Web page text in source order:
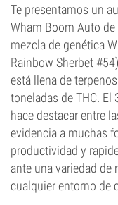
Te presentamos un
Wham Boom Auto de
mezcla de genética
Rainbow Sherbet
está llena de
toneladas de THC. El
hace destacar entre
evidencia a muchas
productividad y
ante una variedad de
cualquier entorno de